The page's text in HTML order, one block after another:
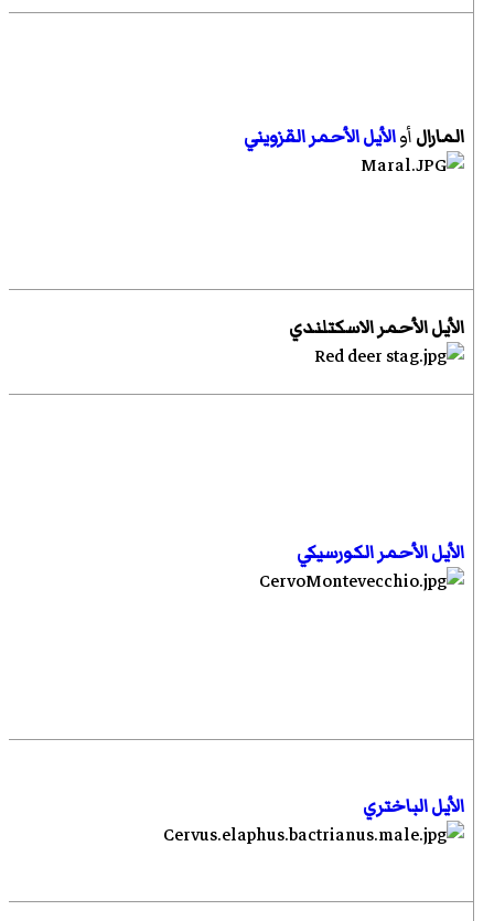
المارالأوالأيل الأحمر القزويني
الأيل الأحمر الاسكتلندي
الأيل الأحمر الكورسيكي
الأيل الباختري